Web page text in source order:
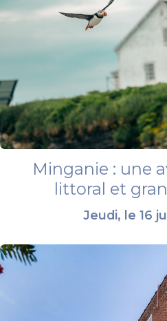
Minganie : une
littoral et
Jeudi, le 16